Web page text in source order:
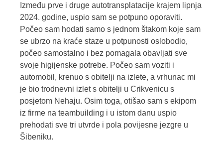
Između prve i druge autotransplatacije krajem lipnja
2024. godine, uspio sam se potpuno oporaviti.
Počeo sam hodati samo s jednom štakom koje sam
se ubrzo na kraće staze u potpunosti oslobodio,
počeo samostalno i bez pomagala obavljati sve
svoje higijenske potrebe. Počeo sam voziti i
automobil, krenuo s obitelji na izlete, a vrhunac mi
je bio trodnevni izlet s obitelji u Crikvenicu s
posjetom Nehaju. Osim toga, otišao sam s ekipom
iz firme na teambuilding i u istom danu uspio
prehodati sve tri utvrde i pola povijesne jezgre u
Šibeniku.